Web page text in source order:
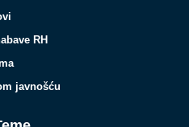
RH
javnošću